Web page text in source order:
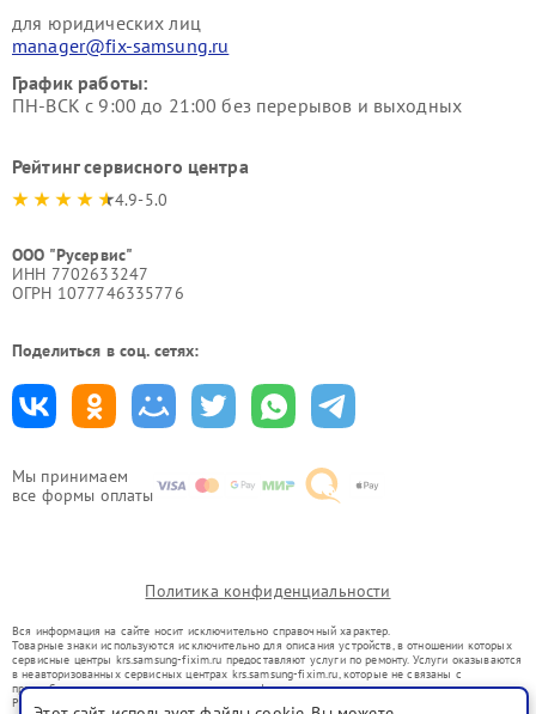
Мы принимаем
все формы оплаты
для юридических лиц
manager@fix-samsung.ru
График работы:
ПН-ВСК с 9:00 до 21:00 без перерывов и выходных
Рейтинг сервисного центра
4.9-5.0
ООО "Русервис"
ИНН 7702633247
ОГРН 1077746335776
Поделиться в соц. сетях:
Политика конфиденциальности
Вся информация на сайте носит исключительно справочный характер.
Товарные знаки используются исключительно для описания устройств, в отношении которых
сервисные центры krs.samsung-fixim.ru предоставляют услуги по ремонту. Услуги оказываются
в неавторизованных сервисных центрах krs.samsung-fixim.ru, которые не связаны с
правообладателями товарных знаков или их официальными представителями.
Ремонт осуществляется для устройств, уже введенных в гражданский оборот в соответствии